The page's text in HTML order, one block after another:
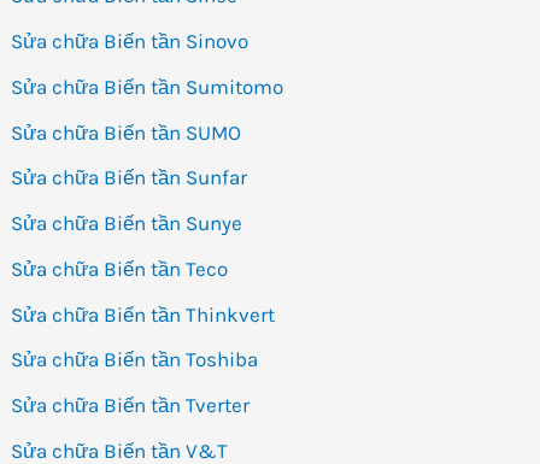
Sửa chữa Biến tần Sinovo
Sửa chữa Biến tần Sumitomo
Sửa chữa Biến tần SUMO
Sửa chữa Biến tần Sunfar
Sửa chữa Biến tần Sunye
Sửa chữa Biến tần Teco
Sửa chữa Biến tần Thinkvert
Sửa chữa Biến tần Toshiba
Sửa chữa Biến tần Tverter
Sửa chữa Biến tần V&T